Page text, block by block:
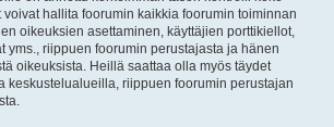
hallita foorumin kaikkia foorumin toiminnan
oikeuksien asettaminen, käyttäjien porttikiellot,
yms., riippuen foorumin perustajasta ja hänen
oikeuksista. Heillä saattaa olla myös täydet
keskustelualueilla, riippuen foorumin perustajan